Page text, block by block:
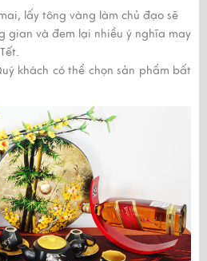
lấy tông vàng làm chủ đạo sẽ
gian và đem lại nhiều ý nghĩa may
khách có thể chọn sản phẩm bất